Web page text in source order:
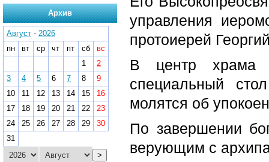
управления
протоиерей
В центр храма
специальный
молятся об
По завершении
верующим с
Архив
Август - 2026
пн
вт ср чт пт сб
вс
1
2
3
4 5 6 7 8
9
10
11 12 13 14 15
16
17
18 19 20 21 22
23
24
25 26 27 28 29
30
31
>